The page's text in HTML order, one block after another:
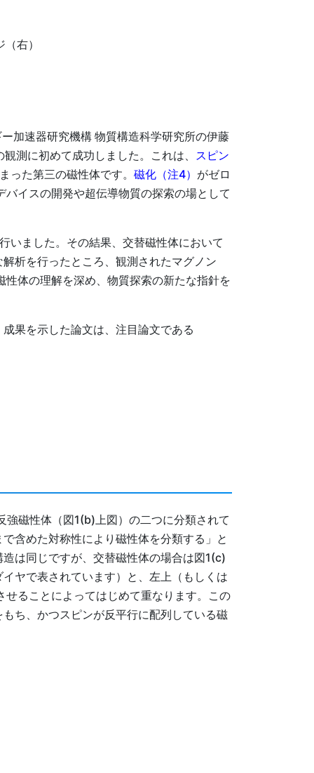
右）
加速器研究機構 物質構造科学研究所の伊藤
観測に初めて成功しました。これは、 スピン
た第三の磁性体です。 磁化（注4） がゼロ
バイスの開発や超伝導物質の探索の場として
いました。その結果、交替磁性体において
析を行ったところ、観測されたマグノン
体の理解を深め、物質探索の新たな指針を
果を示した論文は、注目論文である
磁性体（図1(b)上図）の二つに分類されて
含めた対称性により磁性体を分類する」と
は同じですが、交替磁性体の場合は図1(c)
ヤで表されています）と、左上（もしくは
ることによってはじめて重なります。この
ち、かつスピンが反平行に配列している磁